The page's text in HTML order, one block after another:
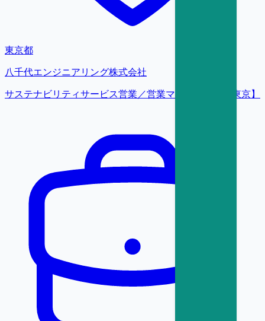
東京都
八千代エンジニアリング株式会社
サステナビリティサービス営業／営業マネージャー【東京】